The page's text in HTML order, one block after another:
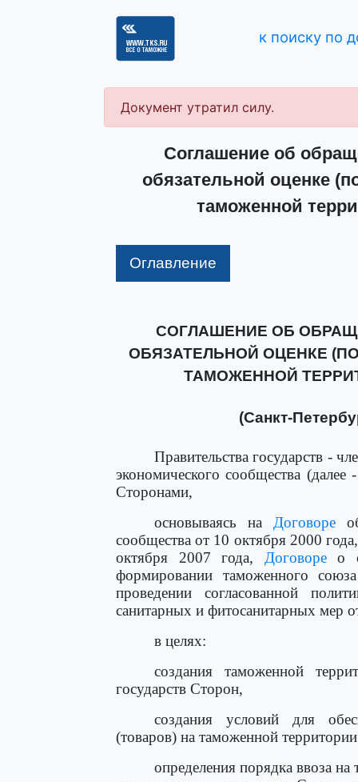
к поиску по
Документ утратил силу.
Соглашение об
обязательной оценке
таможенной
Оглавление
СОГЛАШЕНИЕ ОБ
ОБЯЗАТЕЛЬНОЙ ОЦЕНКЕ
ТАМОЖЕННОЙ
(Санкт-
Правительства государств -
экономического сообщества
Сторонами,
основываясь на
Договореоб
сообщества от 10 октября 2000
октября 2007 года,
Договорео
формировании таможенного
проведении согласованной
санитарных и фитосанитарных мер
в целях:
создания таможенной
государств Сторон,
создания условий для
(товаров) на таможенной
определения порядка ввоза